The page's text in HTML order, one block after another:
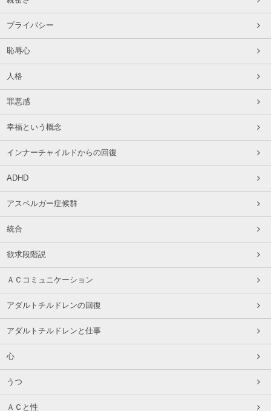
プライバシー
恥辱心
人格
罪悪感
幸福という概念
インナーチャイルドからの回復
ADHD
アスペルガー症候群
統合
欲求段階説
ＡＣコミュニケーション
アダルトチルドレンの回復
アダルトチルドレンと仕事
心
うつ
ＡＣと性